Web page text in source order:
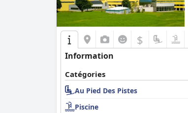
$
Information
Catégories
Au Pied Des Pistes
Piscine